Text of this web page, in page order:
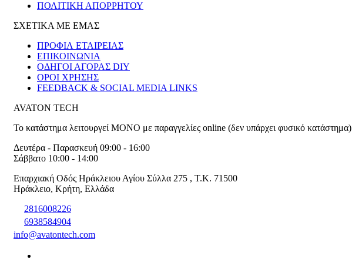
ΠΟΛΙΤΙΚΗ ΑΠΟΡΡΗΤΟΥ
ΣΧΕΤΙΚΑ ΜΕ ΕΜΑΣ
ΠΡΟΦΙΛ ΕΤΑΙΡΕΙΑΣ
ΕΠΙΚΟΙΝΩΝΙΑ
ΟΔΗΓΟΙ ΑΓΟΡΑΣ DIY
ΟΡΟΙ ΧΡΗΣΗΣ
FEEDBACK & SOCIAL MEDIA LINKS
AVATON TECH
Το κατάστημα λειτουργεί ΜΟΝΟ με παραγγελίες online (δεν υπάρχει φυσικό κατάστημα)
Δευτέρα - Παρασκευή 09:00 - 16:00
Σάββατο 10:00 - 14:00
Επαρχιακή Οδός Ηράκλειου Αγίου Σύλλα 275 , T.K. 71500
Ηράκλειο, Κρήτη, Ελλάδα
2816008226
6938584904
info@avatontech.com